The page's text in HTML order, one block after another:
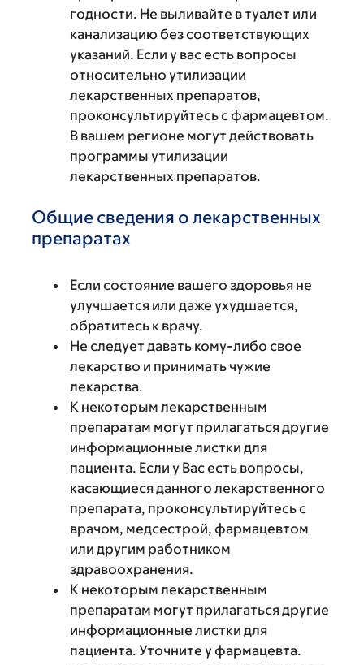
годности. Не выливайте в туалет или
канализацию без соответствующих
указаний. Если у вас есть вопросы
относительно утилизации
лекарственных препаратов,
проконсультируйтесь с фармацевтом.
В вашем регионе могут действовать
программы утилизации
лекарственных препаратов.
Общие сведения о лекарственных
препаратах
Если состояние вашего здоровья не
улучшается или даже ухудшается,
обратитесь к врачу.
Не следует давать кому-либо свое
лекарство и принимать чужие
лекарства.
К некоторым лекарственным
препаратам могут прилагаться другие
информационные листки для
пациента. Если у Вас есть вопросы,
касающиеся данного лекарственного
препарата, проконсультируйтесь с
врачом, медсестрой, фармацевтом
или другим работником
здравоохранения.
К некоторым лекарственным
препаратам могут прилагаться другие
информационные листки для
пациента. Уточните у фармацевта.